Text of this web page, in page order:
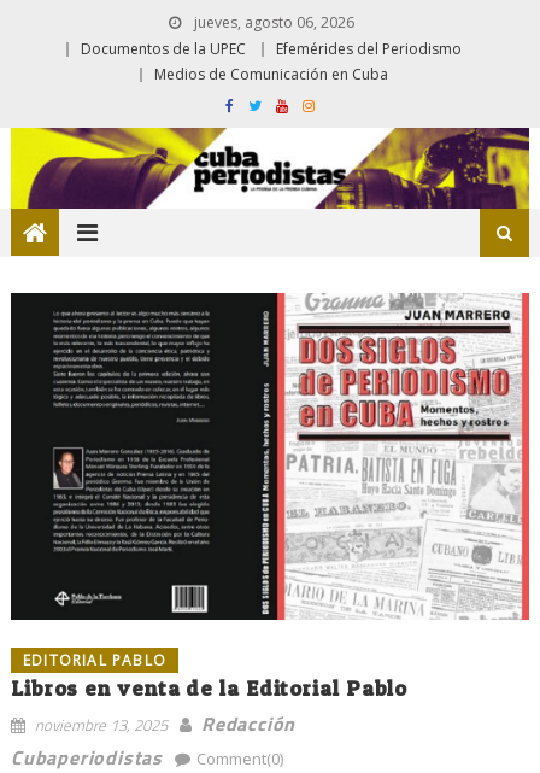
jueves, agosto 06, 2026
Documentos de la UPEC
Efemérides del Periodismo
Medios de Comunicación en Cuba
EDITORIAL PABLO
Libros en venta de la Editorial Pablo
noviembre 13, 2025
Redacción
Cubaperiodistas
Comment(0)